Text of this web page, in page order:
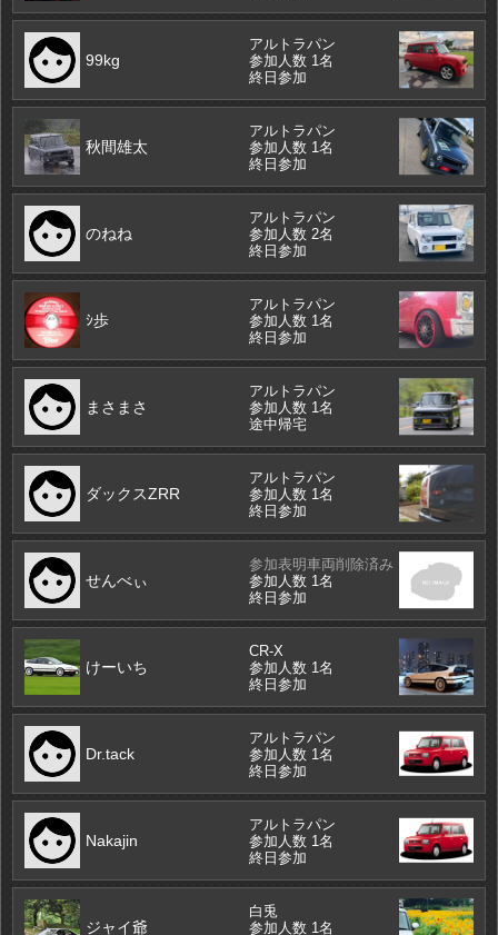
99kg
アルトラパン
参加人数 1名
終日参加
秋間雄太
アルトラパン
参加人数 1名
終日参加
のねね
アルトラパン
参加人数 2名
終日参加
ｼ歩
アルトラパン
参加人数 1名
終日参加
まさまさ
アルトラパン
参加人数 1名
途中帰宅
ダックスZRR
アルトラパン
参加人数 1名
終日参加
せんべぃ
参加表明車両削除済み
参加人数 1名
終日参加
けーいち
CR-X
参加人数 1名
終日参加
Dr.tack
アルトラパン
参加人数 1名
終日参加
Nakajin
アルトラパン
参加人数 1名
終日参加
ジャイ爺
白兎
参加人数 1名